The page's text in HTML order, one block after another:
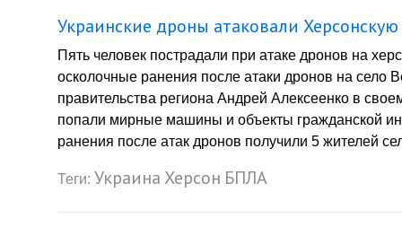
Украинские дроны атаковали
Пять человек пострадали при атаке дронов на
осколочные ранения после атаки дронов на село
правительства региона Андрей Алексеенко в
попали мирные машины и объекты гражданской
ранения после атак дронов получили 5 жителей
Теги: Украина Херсон БПЛА